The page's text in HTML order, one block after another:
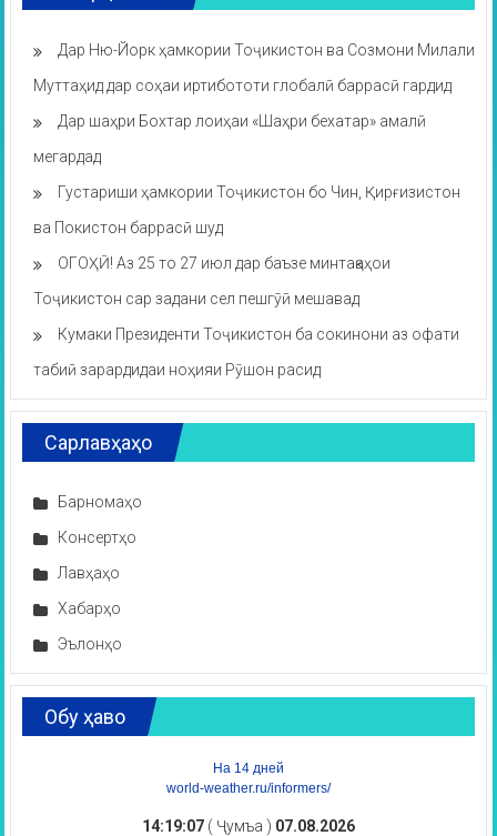
Дар Ню-Йорк ҳамкории Тоҷикистон ва Созмони Милали
Муттаҳид дар соҳаи иртибототи глобалӣ баррасӣ гардид
Дар шаҳри Бохтар лоиҳаи «Шаҳри бехатар» амалӣ
мегардад
Густариши ҳамкории Тоҷикистон бо Чин, Қирғизистон
ва Покистон баррасӣ шуд
ОГОҲӢ! Аз 25 то 27 июл дар баъзе минтақаҳои
Тоҷикистон сар задани сел пешгӯӣ мешавад
Кумаки Президенти Тоҷикистон ба сокинони аз офати
табиӣ зарардидаи ноҳияи Рӯшон расид
Сарлавҳаҳо
Барномаҳо
Консертҳо
Лавҳаҳо
Хабарҳо
Эълонҳо
Обу ҳаво
На 14 дней
world-weather.ru/informers/
14:19:08 ( Ҷумъа ) 07.08.2026